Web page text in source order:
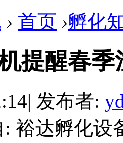
› 首页 ›孵化
提醒春
| 发布者:
: 裕达孵化设